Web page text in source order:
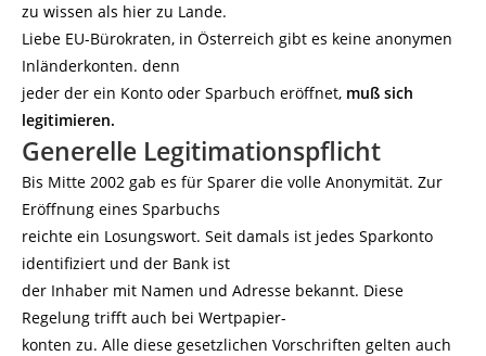
zu wissen als hier zu Lande.
Liebe EU-Bürokraten, in Österreich gibt es keine anonymen
Inländerkonten. denn
jeder der ein Konto oder Sparbuch eröffnet, muß sich
legitimieren.
Generelle Legitimationspflicht
Bis Mitte 2002 gab es für Sparer die volle Anonymität. Zur
Eröffnung eines Sparbuchs
reichte ein Losungswort. Seit damals ist jedes Sparkonto
identifiziert und der Bank ist
der Inhaber mit Namen und Adresse bekannt. Diese
Regelung trifft auch bei Wertpapier-
konten zu. Alle diese gesetzlichen Vorschriften gelten auch